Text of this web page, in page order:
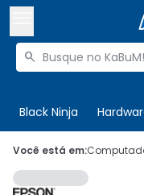
Buscar produtos

Black Ninja
 Olá. Acesse
 Departamentos
Você está em: